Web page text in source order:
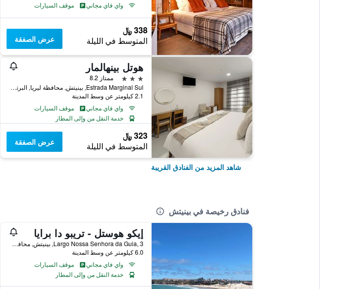
واي فاي مجاني
موقف السيارات
338 ﷼
المتوسط في الليلة عرض الصفقة
هوتل بينهالمار
3 نجوم
ممتاز 8.2
Estrada Marginal Sul, بينيتش, محافظة ليريا, البرتغال
2.1 كيلومتر عن وسط المدينة
واي فاي مجاني
موقف السيارات
خدمة النقل من وإلى المطار
323 ﷼
المتوسط في الليلة عرض الصفقة
شاهد المزيد من الفنادق القريبة
فنادق رخيصة في بينيتش
إيكو هوستل - تريبو دا برايا
Largo Nossa Senhora da Guia, 3, بينيتش, محافظة ليريا, البرتغال
6.0 كيلومتر عن وسط المدينة
واي فاي مجاني
موقف السيارات
خدمة النقل من وإلى المطار